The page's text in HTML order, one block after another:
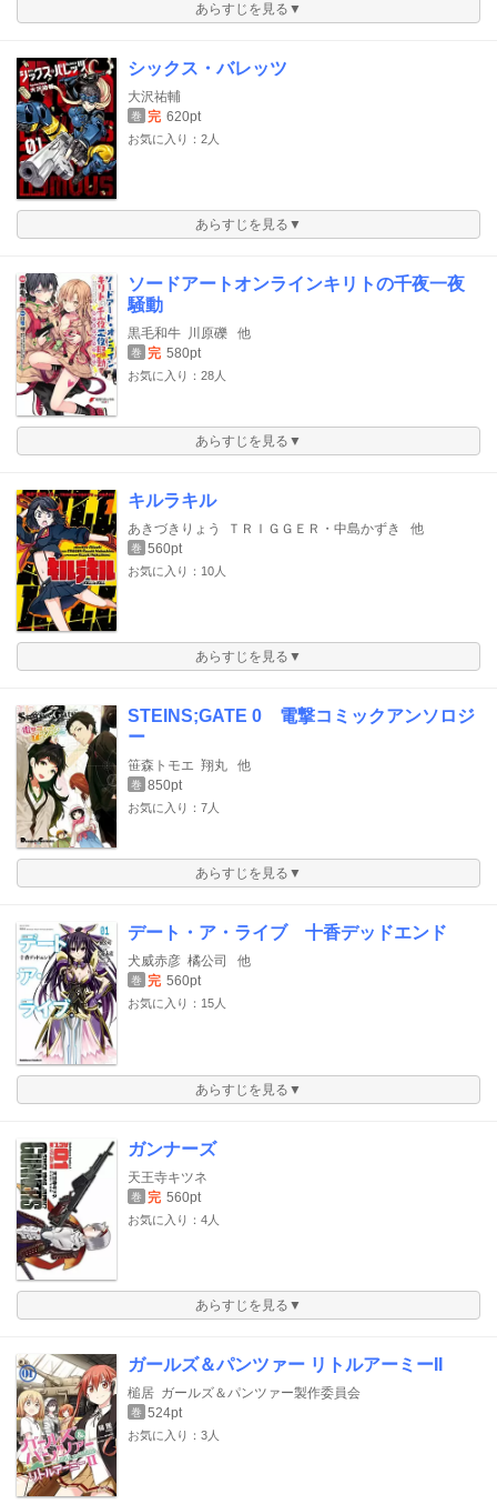
あらすじを見る▼
シックス・バレッツ
大沢祐輔
巻 完 620pt
お気に入り：2人
あらすじを見る▼
ソードアートオンラインキリトの千夜一夜
騒動
黒毛和牛 川原礫 他
巻 完 580pt
お気に入り：28人
あらすじを見る▼
キルラキル
あきづきりょう ＴＲＩＧＧＥＲ・中島かずき 他
巻 560pt
お気に入り：10人
あらすじを見る▼
STEINS;GATE 0 電撃コミックアンソロジ
ー
笹森トモエ 翔丸 他
巻 850pt
お気に入り：7人
あらすじを見る▼
デート・ア・ライブ 十香デッドエンド
犬威赤彦 橘公司 他
巻 完 560pt
お気に入り：15人
あらすじを見る▼
ガンナーズ
天王寺キツネ
巻 完 560pt
お気に入り：4人
あらすじを見る▼
ガールズ＆パンツァー リトルアーミーII
槌居 ガールズ＆パンツァー製作委員会
巻 524pt
お気に入り：3人